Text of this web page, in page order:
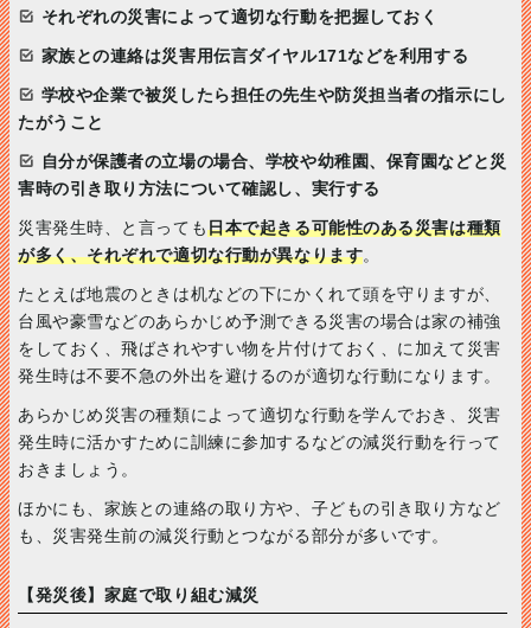
それぞれの災害によって適切な行動を把握しておく
家族との連絡は災害用伝言ダイヤル171などを利用する
学校や企業で被災したら担任の先生や防災担当者の指示にし
たがうこと
自分が保護者の立場の場合、学校や幼稚園、保育園などと災
害時の引き取り方法について確認し、実行する
災害発生時、と言っても日本で起きる可能性のある災害は種類
が多く、それぞれで適切な行動が異なります。
たとえば地震のときは机などの下にかくれて頭を守りますが、
台風や豪雪などのあらかじめ予測できる災害の場合は家の補強
をしておく、飛ばされやすい物を片付けておく、に加えて災害
発生時は不要不急の外出を避けるのが適切な行動になります。
あらかじめ災害の種類によって適切な行動を学んでおき、災害
発生時に活かすために訓練に参加するなどの減災行動を行って
おきましょう。
ほかにも、家族との連絡の取り方や、子どもの引き取り方など
も、災害発生前の減災行動とつながる部分が多いです。
【発災後】家庭で取り組む減災